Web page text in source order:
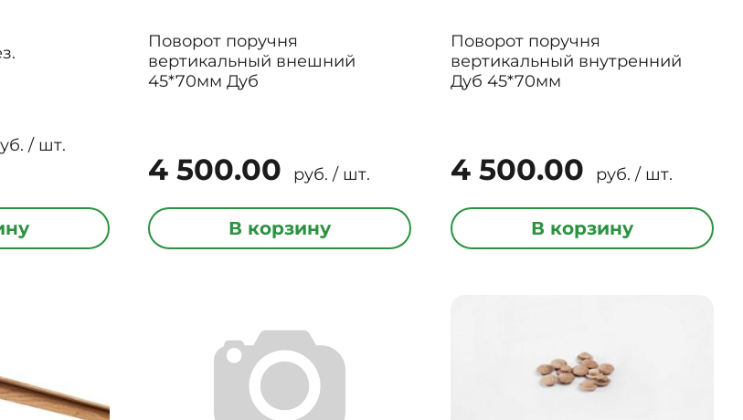
/ шт.
Поворот поручня
вертикальный внешний
45*70мм Дуб
4 500.00 руб. / шт.
В корзину
Поворот поручня
вертикальный внутренний
Дуб 45*70мм
4 500.00 руб. / шт.
В корзину